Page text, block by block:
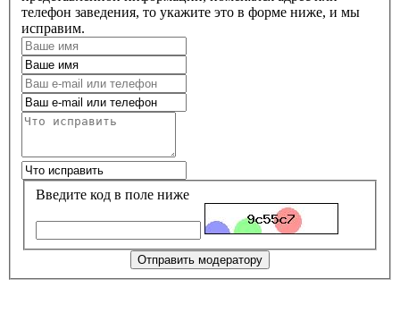
телефон заведения, то укажите это в форме ниже, и мы
исправим.
Введите код в поле ниже
Отправить модератору